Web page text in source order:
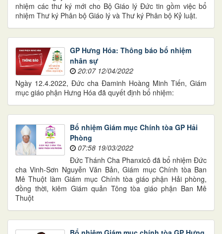
nhiệm các thư ký mới cho Bộ Giáo lý Đức tin gồm việc bổ
nhiệm Thư ký Phân bộ Giáo lý và Thư ký Phân bộ Kỷ luật.
GP Hưng Hóa: Thông báo bổ nhiệm
nhân sự
20:07 12/04/2022
Ngày 12.4.2022, Đức cha Đaminh Hoàng Minh Tiến, Giám
mục giáo phận Hưng Hóa đã quyết định bổ nhiệm:
Bổ nhiệm Giám mục Chính tòa GP Hải
Phòng
07:58 19/03/2022
Đức Thánh Cha Phanxicô đã bổ nhiệm Đức
cha Vinh-Sơn Nguyễn Văn Bản, Giám mục Chính tòa Ban
Mê Thuột làm Giám mục Chính tòa giáo phận Hải phòng,
đồng thời, kiêm Giám quản Tông tòa giáo phận Ban Mê
Thuột